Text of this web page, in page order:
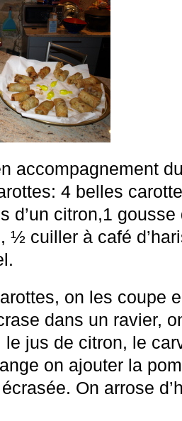
accompagnement
4 belles
d’un citron,1
½ cuiller à café
on les coupe
dans un ravier,
le jus de citron, le
on ajouter la
On arrose